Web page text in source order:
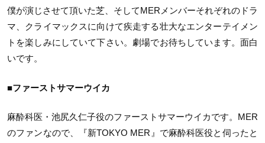
僕が演じさせて頂いた芝、そしてMERメンバーそれぞれのドラ
マ、クライマックスに向けて疾走する壮大なエンターテイメン
トを楽しみにしていて下さい。劇場でお待ちしています。面白
いです。
■ファーストサマーウイカ
麻酔科医・池尻久仁子役のファーストサマーウイカです。MER
のファンなので、『新TOKYO MER』で麻酔科医役と伺ったと